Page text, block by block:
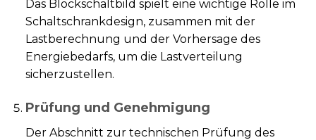
Das Blockschaltbild spielt eine wichtige Rolle im
Schaltschrankdesign, zusammen mit der
Lastberechnung und der Vorhersage des
Energiebedarfs, um die Lastverteilung
sicherzustellen.
Prüfung und Genehmigung
Der Abschnitt zur technischen Prüfung des